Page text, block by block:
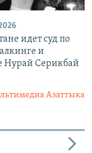
идет суд по
и
Нурай Серикбай
Азаттыка